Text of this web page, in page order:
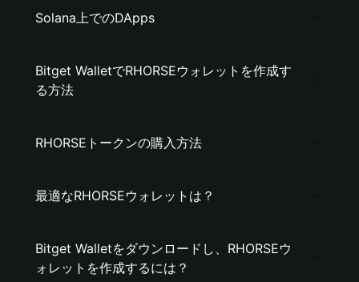
Solana上でのDApps
Bitget WalletでRHORSEウォレットを作成す
る方法
RHORSEトークンの購入方法
最適なRHORSEウォレットは？
Bitget Walletをダウンロードし、RHORSEウ
ォレットを作成するには？